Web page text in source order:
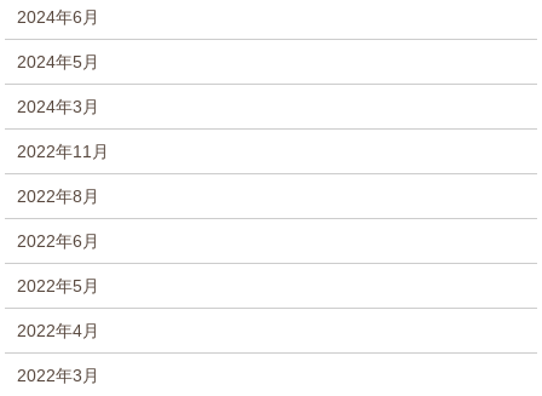
2024年6月
2024年5月
2024年3月
2022年11月
2022年8月
2022年6月
2022年5月
2022年4月
2022年3月